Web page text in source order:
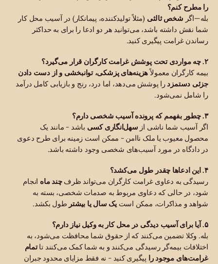
را مطرح کنم؟
بله—اگر شخص ثالثی (مثلاً تولیدکننده، پیمانکار) در آسیب محل کار
شما نقش داشته باشد، می‌توانید هر دو ادعا را برای به حداکثر
رساندن غرامت پیگیری کنید.
۲. چه مواردی تحت پوشش غرامت کارگران قرار می‌گیرد؟
بیمه کارگران معمولاًهزینه‌های پزشکی، توانبخشی و از دست دادن
جزئی دستمزد را پوشش می‌دهد، اما درد، رنج و بازیابی کامل درآمد
را شامل نمی‌شود.
۳. چطور بفهمم که پرونده آسیب شخصی دارم؟
اگر آسیب شما ناشی از سهل‌انگاری کسی باشد - مانند یک
محصول معیوب یا ملک ناامن - ممکن است زمینه برای طرح دعوی
در دادگاه در مورد آسیب‌های شخصی وجود داشته باشد.
۴. این ادعاها چقدر طول می‌کشد؟
رسیدگی به دعاوی غرامت کارگران می‌تواند ظرفچند ماه انجام
شود، در حالی که دعاوی مربوط به صدمات شخصی، بسته به
شواهد و مذاکرات، ممکن استیک سال یا بیشتر طول بکشد.
۵. آیا برای آسیب دیدگی در محل کار به وکیل نیاز دارم؟
بله. وکلا تضمین می‌کنند که از حقوق شما محافظت می‌شود، به
اختلافات بیمه‌گر رسیدگی می‌کنند و به شما کمک می‌کنند تاتمام
غرامت‌های موجود را
پیگیری کنید - نه فقط مزایای محدود جبران